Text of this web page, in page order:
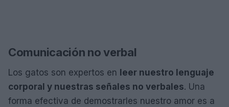
Comunicación no verbal
Los gatos son expertos en leer nuestro lenguaje
corporal y nuestras señales no verbales. Una
forma efectiva de demostrarles nuestro amor es a